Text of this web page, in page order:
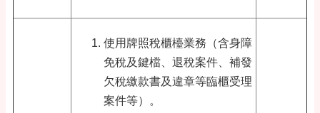
使用牌照稅櫃檯業務（含身障
免稅及鍵檔、退稅案件、補發
欠稅繳款書及違章等臨櫃受理
案件等）。